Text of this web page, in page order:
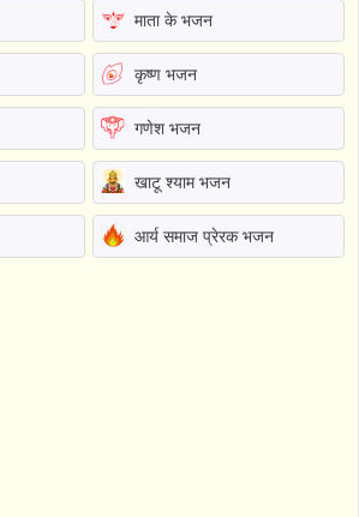
माता के भजन
कृष्ण भजन
गणेश भजन
खाटू श्याम भजन
आर्य समाज प्रेरक भजन